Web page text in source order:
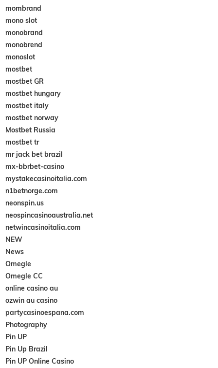
mombrand
mono slot
monobrand
monobrend
monoslot
mostbet
mostbet GR
mostbet hungary
mostbet italy
mostbet norway
Mostbet Russia
mostbet tr
mr jack bet brazil
mx-bbrbet-casino
mystakecasinoitalia.com
n1betnorge.com
neonspin.us
neospincasinoaustralia.net
netwincasinoitalia.com
NEW
News
Omegle
Omegle CC
online casino au
ozwin au casino
partycasinoespana.com
Photography
Pin UP
Pin Up Brazil
Pin UP Online Casino